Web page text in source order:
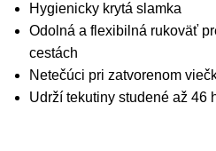
Hygienicky krytá slamka
Odolná a flexibilná rukoväť
cestách
Netečúci pri zatvorenom
Udrží tekutiny studené až 46